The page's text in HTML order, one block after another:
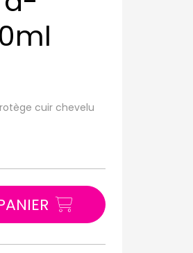
cuir chevelu